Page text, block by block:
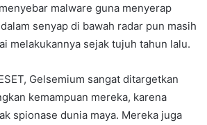
malware guna menyerap
senyap di bawah radar pun masih
melakukannya sejak tujuh tahun lalu.
Gelsemium sangat ditargetkan
kemampuan mereka, karena
spionase dunia maya. Mereka juga